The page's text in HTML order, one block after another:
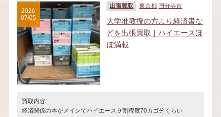
出張買取 東京都 国分寺市
大学准教授の方より経済書な
どを出張買取｜ハイエースほ
ぼ満載
買取内容
経済関係の本がメインでハイエース９割程度70カゴ分くらい
2026
07/05